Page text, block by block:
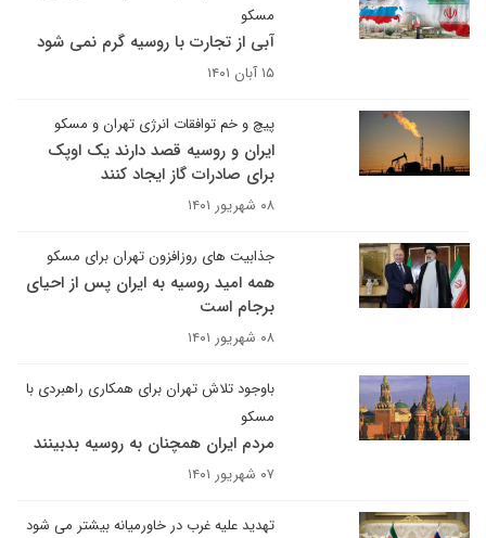
مسکو
آبی از تجارت با روسیه گرم نمی شود
۱۵ آبان ۱۴۰۱
پیچ و خم توافقات انرژی تهران و مسکو
ایران و روسیه قصد دارند یک اوپک
برای صادرات گاز ایجاد کنند
۰۸ شهریور ۱۴۰۱
جذابیت های روزافزون تهران برای مسکو
همه امید روسیه به ایران پس از احیای
برجام است
۰۸ شهریور ۱۴۰۱
باوجود تلاش تهران برای همکاری راهبردی با
مسکو
مردم ایران همچنان به روسیه بدبینند
۰۷ شهریور ۱۴۰۱
تهدید علیه غرب در خاورمیانه بیشتر می شود